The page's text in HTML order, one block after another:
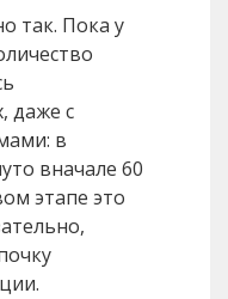
так. Пока у
даже с
в
вначале 60
этапе это